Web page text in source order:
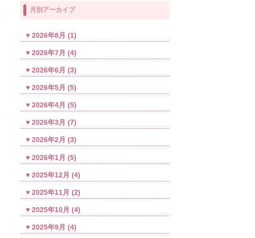
月別アーカイブ
2026年8月 (1)
2026年7月 (4)
2026年6月 (3)
2026年5月 (5)
2026年4月 (5)
2026年3月 (7)
2026年2月 (3)
2026年1月 (5)
2025年12月 (4)
2025年11月 (2)
2025年10月 (4)
2025年9月 (4)